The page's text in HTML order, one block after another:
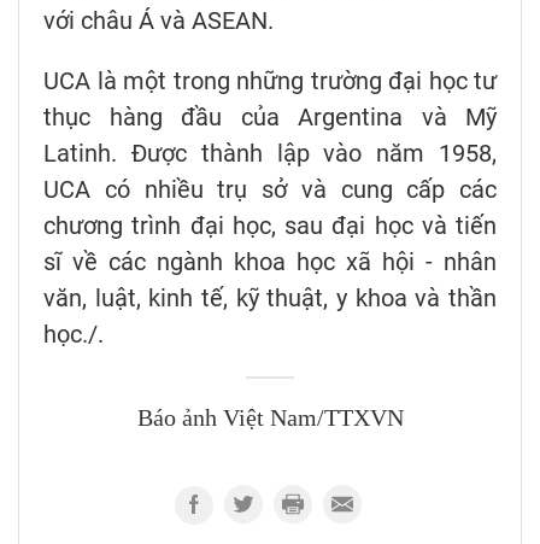
với châu Á và ASEAN.
UCA là một trong những trường đại học tư
thục hàng đầu của Argentina và Mỹ
Latinh. Được thành lập vào năm 1958,
UCA có nhiều trụ sở và cung cấp các
chương trình đại học, sau đại học và tiến
sĩ về các ngành khoa học xã hội - nhân
văn, luật, kinh tế, kỹ thuật, y khoa và thần
học./.
Báo ảnh Việt Nam/TTXVN